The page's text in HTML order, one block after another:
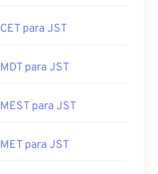
CET para JST
MDT para JST
MEST para JST
MET para JST